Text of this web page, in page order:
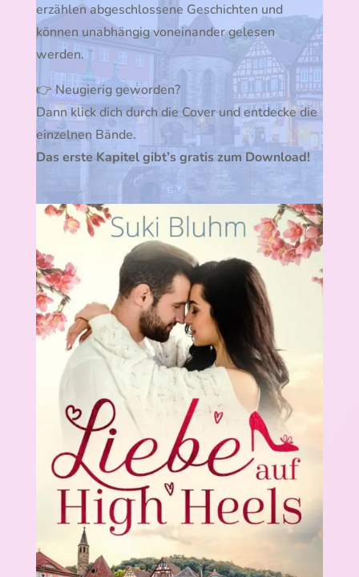
erzählen abgeschlossene Geschichten und
können unabhängig voneinander gelesen
werden.
👉 Neugierig geworden?
Dann klick dich durch die Cover und entdecke die
einzelnen Bände.
Das erste Kapitel gibt’s gratis zum Download!